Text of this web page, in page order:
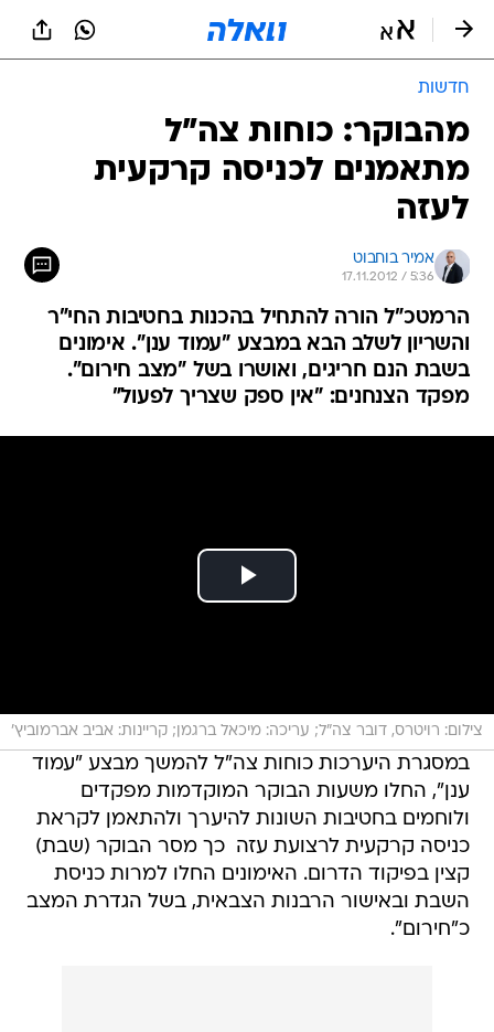
חדשות
מהבוקר: כוחות צה"ל
מתאמנים לכניסה קרקעית
לעזה
אמיר בוחבוט
17.11.2012 / 5:36
הרמטכ"ל הורה להתחיל בהכנות בחטיבות החי"ר
והשריון לשלב הבא במבצע "עמוד ענן". אימונים
בשבת הנם חריגים, ואושרו בשל "מצב חירום".
מפקד הצנחנים: "אין ספק שצריך לפעול"
צילום: רויטרס, דובר צה"ל; עריכה: מיכאל ברגמן; קריינות: אביב אברמוביץ'
במסגרת היערכות כוחות צה"ל להמשך מבצע "עמוד
ענן", החלו משעות הבוקר המוקדמות מפקדים
ולוחמים בחטיבות השונות להיערך ולהתאמן לקראת
כניסה קרקעית לרצועת עזה  כך מסר הבוקר (שבת)
קצין בפיקוד הדרום. האימונים החלו למרות כניסת
השבת ובאישור הרבנות הצבאית, בשל הגדרת המצב
כ"חירום".